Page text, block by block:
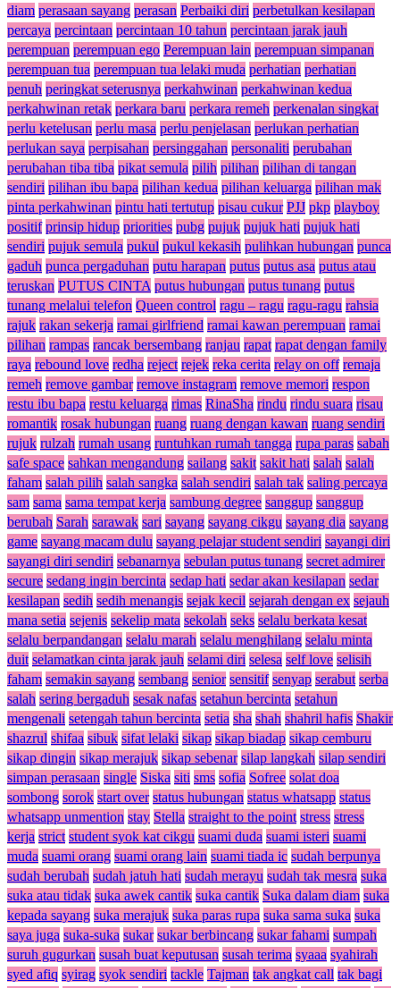
diam perasaan sayang perasan Perbaiki diri perbetulkan kesilapan
percaya percintaan percintaan 10 tahun percintaan jarak jauh
perempuan perempuan ego Perempuan lain perempuan simpanan
perempuan tua perempuan tua lelaki muda perhatian perhatian
penuh peringkat seterusnya perkahwinan perkahwinan kedua
perkahwinan retak perkara baru perkara remeh perkenalan singkat
perlu ketelusan perlu masa perlu penjelasan perlukan perhatian
perlukan saya perpisahan persinggahan personaliti perubahan
perubahan tiba tiba pikat semula pilih pilihan pilihan di tangan
sendiri pilihan ibu bapa pilihan kedua pilihan keluarga pilihan mak
pinta perkahwinan pintu hati tertutup pisau cukur PJJ pkp playboy
positif prinsip hidup priorities pubg pujuk pujuk hati pujuk hati
sendiri pujuk semula pukul pukul kekasih pulihkan hubungan punca
gaduh punca pergaduhan putu harapan putus putus asa putus atau
teruskan PUTUS CINTA putus hubungan putus tunang putus
tunang melalui telefon Queen control ragu – ragu ragu-ragu rahsia
rajuk rakan sekerja ramai girlfriend ramai kawan perempuan ramai
pilihan rampas rancak bersembang ranjau rapat rapat dengan family
raya rebound love redha reject rejek reka cerita relay on off remaja
remeh remove gambar remove instagram remove memori respon
restu ibu bapa restu keluarga rimas RinaSha rindu rindu suara risau
romantik rosak hubungan ruang ruang dengan kawan ruang sendiri
rujuk rulzah rumah usang runtuhkan rumah tangga rupa paras sabah
safe space sahkan mengandung sailang sakit sakit hati salah salah
faham salah pilih salah sangka salah sendiri salah tak saling percaya
sam sama sama tempat kerja sambung degree sanggup sanggup
berubah Sarah sarawak sari sayang sayang cikgu sayang dia sayang
game sayang macam dulu sayang pelajar student sendiri sayangi diri
sayangi diri sendiri sebanarnya sebulan putus tunang secret admirer
secure sedang ingin bercinta sedap hati sedar akan kesilapan sedar
kesilapan sedih sedih menangis sejak kecil sejarah dengan ex sejauh
mana setia sejenis sekelip mata sekolah seks selalu berkata kesat
selalu berpandangan selalu marah selalu menghilang selalu minta
duit selamatkan cinta jarak jauh selami diri selesa self love selisih
faham semakin sayang sembang senior sensitif senyap serabut serba
salah sering bergaduh sesak nafas setahun bercinta setahun
mengenali setengah tahun bercinta setia sha shah shahril hafis Shakir
shazrul shifaa sibuk sifat lelaki sikap sikap biadap sikap cemburu
sikap dingin sikap merajuk sikap sebenar silap langkah silap sendiri
simpan perasaan single Siska siti sms sofia Sofree solat doa
sombong sorok start over status hubungan status whatsapp status
whatsapp unmention stay Stella straight to the point stress stress
kerja strict student syok kat cikgu suami duda suami isteri suami
muda suami orang suami orang lain suami tiada ic sudah berpunya
sudah berubah sudah jatuh hati sudah merayu sudah tak mesra suka
suka atau tidak suka awek cantik suka cantik Suka dalam diam suka
kepada sayang suka merajuk suka paras rupa suka sama suka suka
saya juga suka-suka sukar sukar berbincang sukar fahami sumpah
suruh gugurkan susah buat keputusan susah terima syaaa syahirah
syed afiq syirag syok sendiri tackle Tajman tak angkat call tak bagi